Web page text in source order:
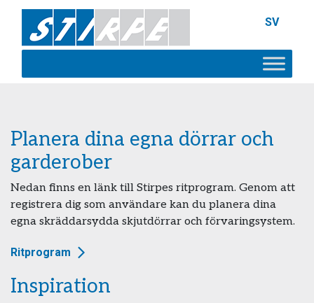
SV
Planera dina egna dörrar och
garderober
Nedan finns en länk till Stirpes ritprogram. Genom att
registrera dig som användare kan du planera dina
egna skräddarsydda skjutdörrar och förvaringsystem.
Ritprogram
Inspiration